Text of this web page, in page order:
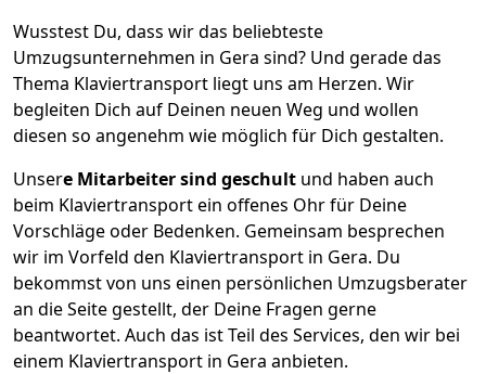
Wusstest Du, dass wir das beliebteste
Umzugsunternehmen in Gera sind? Und gerade das
Thema Klaviertransport liegt uns am Herzen. Wir
begleiten Dich auf Deinen neuen Weg und wollen
diesen so angenehm wie möglich für Dich gestalten.
Unsere Mitarbeiter sind geschult und haben auch
beim Klaviertransport ein offenes Ohr für Deine
Vorschläge oder Bedenken. Gemeinsam besprechen
wir im Vorfeld den Klaviertransport in Gera. Du
bekommst von uns einen persönlichen Umzugsberater
an die Seite gestellt, der Deine Fragen gerne
beantwortet. Auch das ist Teil des Services, den wir bei
einem Klaviertransport in Gera anbieten.